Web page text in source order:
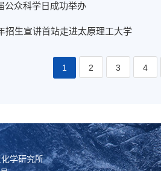
公众科学日成功举办
招生宣讲首站走进太原理工大学
1 2 3 4
学研究所